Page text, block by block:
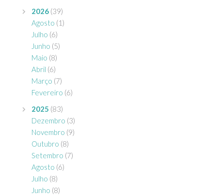
2026 (39)
Agosto (1)
Julho (6)
Junho (5)
Maio (8)
Abril (6)
Março (7)
Fevereiro (6)
2025 (83)
Dezembro (3)
Novembro (9)
Outubro (8)
Setembro (7)
Agosto (6)
Julho (8)
Junho (8)